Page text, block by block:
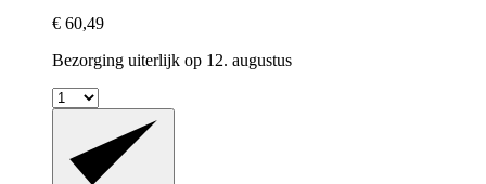
€ 60,49
Bezorging uiterlijk op 12. augustus